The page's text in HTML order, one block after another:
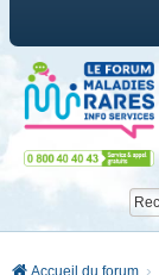
Accueil du forum